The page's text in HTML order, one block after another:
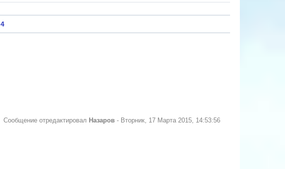
4
Сообщение отредактировал Назаров - Вторник, 17 Марта 2015, 14:53:56